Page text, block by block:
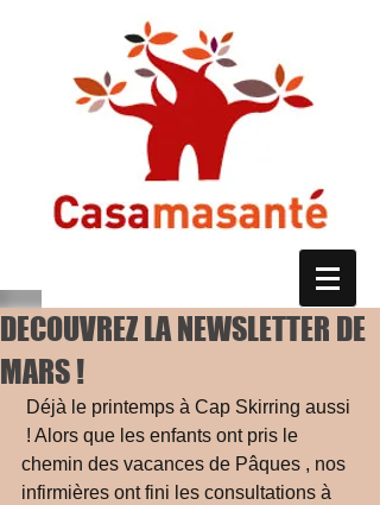
DECOUVREZ LA NEWSLETTER DE
MARS !
! Alors que les enfants ont pris le
chemin des vacances de Pâques , nos
infirmières ont fini les consultations à